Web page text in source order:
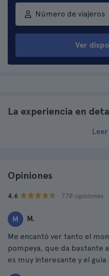
Número de viajeros
Ver
La experiencia en
Opiniones
4.6 · 778 opiniones
M M.
Me encantó ver tanto el
pompeya, que da bastante
es muy interesante y el guia